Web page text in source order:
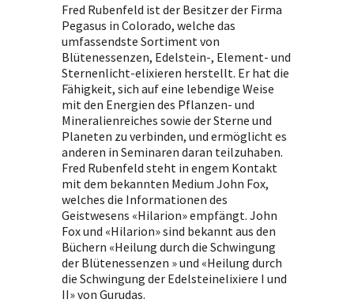
Fred Rubenfeld ist der Besitzer der Firma
Pegasus in Colorado, welche das
umfassendste Sortiment von
Blütenessenzen, Edelstein-, Element- und
Sternenlicht-elixieren herstellt. Er hat die
Fähigkeit, sich auf eine lebendige Weise
mit den Energien des Pflanzen- und
Mineralienreiches sowie der Sterne und
Planeten zu verbinden, und ermöglicht es
anderen in Seminaren daran teilzuhaben.
Fred Rubenfeld steht in engem Kontakt
mit dem bekannten Medium John Fox,
welches die Informationen des
Geistwesens «Hilarion» empfängt. John
Fox und «Hilarion» sind bekannt aus den
Büchern «Heilung durch die Schwingung
der Blütenessenzen » und «Heilung durch
die Schwingung der Edelsteinelixiere I und
II» von Gurudas.